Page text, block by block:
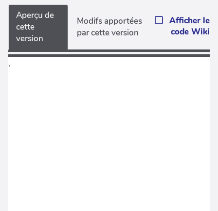
Aperçu de
cette
version
Modifs apportées
par cette version
Afficher le
code Wiki